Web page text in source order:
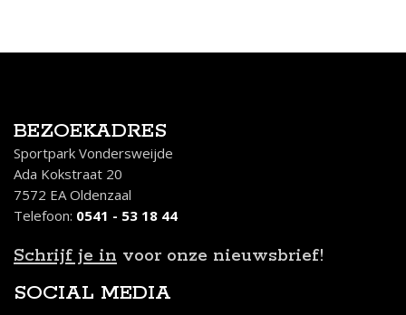
BEZOEKADRES
Sportpark Vondersweijde
Ada Kokstraat 20
7572 EA Oldenzaal
Telefoon: 0541 - 53 18 44
Schrijf je in voor onze nieuwsbrief!
SOCIAL MEDIA